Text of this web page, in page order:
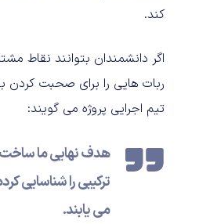
کند.
اگر دانشمندان بتوانند نقاط
ربات هایی را برای صحبت کردن
تیم اجرایی پروژه می گویند:
هدف نهایی ما ساخت
ترکیبی را شناسایی
می یابند.